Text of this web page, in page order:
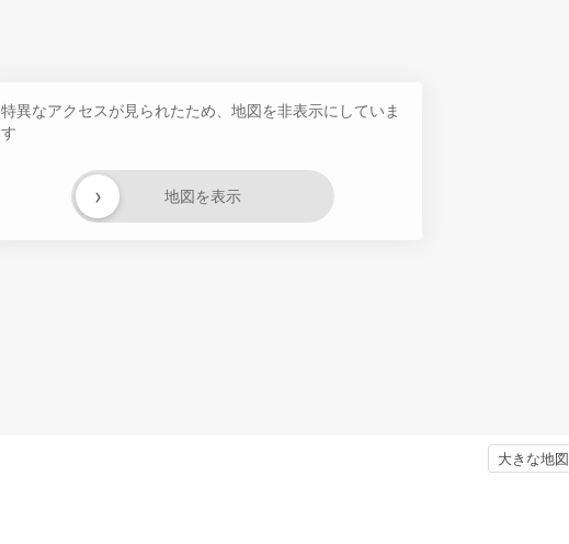
特異なアクセスが見られたため、地図を非表示にしていま
す
地図を表示
›
大きな地図